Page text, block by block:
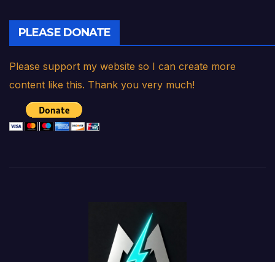
PLEASE DONATE
Please support my website so I can create more
content like this. Thank you very much!